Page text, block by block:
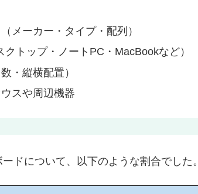
メーカー・タイプ・配列）
クトップ・ノートPC・MacBookなど）
・縦横配置）
スや周辺機器
ドについて、以下のような割合でした。